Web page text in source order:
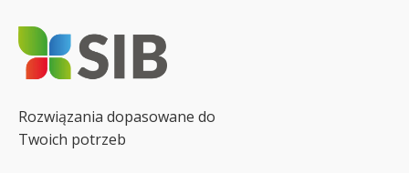
Rozwiązania dopasowane do
Twoich potrzeb